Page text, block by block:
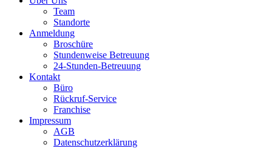
Team
Standorte
Anmeldung
Broschüre
Stundenweise Betreuung
24-Stunden-Betreuung
Kontakt
Büro
Rückruf-Service
Franchise
Impressum
AGB
Datenschutzerklärung